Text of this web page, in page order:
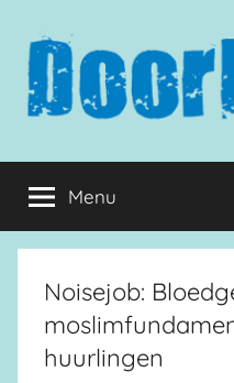
inhoud
springen
Menu
Noisejob:
huurlingen